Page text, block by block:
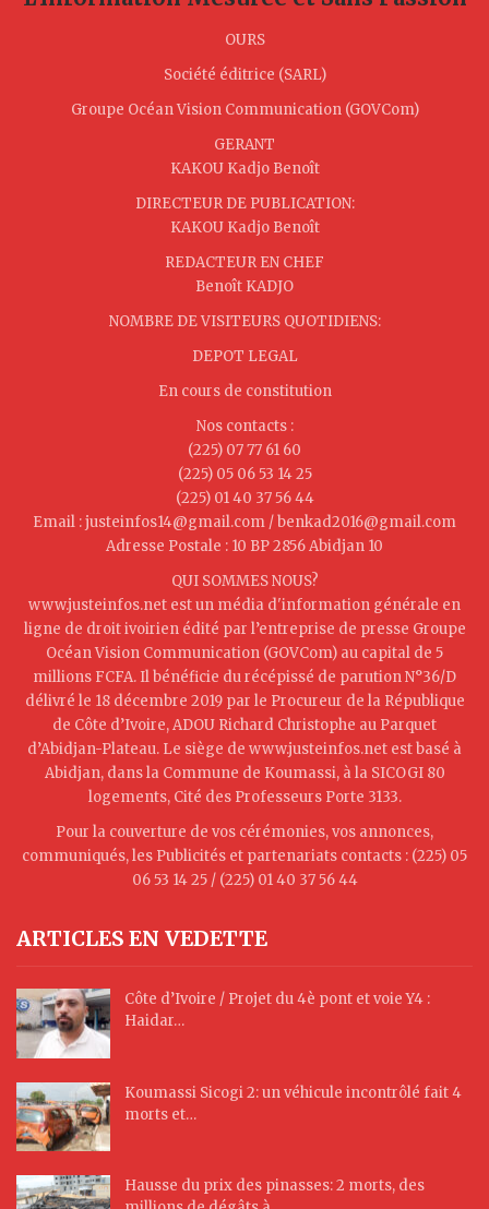
OURS
Société éditrice (SARL)
Groupe Océan Vision Communication (GOVCom)
GERANT
KAKOU Kadjo Benoît
DIRECTEUR DE PUBLICATION:
KAKOU Kadjo Benoît
REDACTEUR EN CHEF
Benoît KADJO
NOMBRE DE VISITEURS QUOTIDIENS:
DEPOT LEGAL
En cours de constitution
Nos contacts :
(225) 07 77 61 60
(225) 05 06 53 14 25
(225) 01 40 37 56 44
Email : justeinfos14@gmail.com / benkad2016@gmail.com
Adresse Postale : 10 BP 2856 Abidjan 10
QUI SOMMES NOUS?
www.justeinfos.net est un média d'information générale en
ligne de droit ivoirien édité par l’entreprise de presse Groupe
Océan Vision Communication (GOVCom) au capital de 5
millions FCFA. Il bénéficie du récépissé de parution N°36/D
délivré le 18 décembre 2019 par le Procureur de la République
de Côte d’Ivoire, ADOU Richard Christophe au Parquet
d’Abidjan-Plateau. Le siège de www.justeinfos.net est basé à
Abidjan, dans la Commune de Koumassi, à la SICOGI 80
logements, Cité des Professeurs Porte 3133.
Pour la couverture de vos cérémonies, vos annonces,
communiqués, les Publicités et partenariats contacts : (225) 05
06 53 14 25 / (225) 01 40 37 56 44
ARTICLES EN VEDETTE
Côte d’Ivoire / Projet du 4è pont et voie Y4 :
Haidar…
Koumassi Sicogi 2: un véhicule incontrôlé fait 4
morts et…
Hausse du prix des pinasses: 2 morts, des